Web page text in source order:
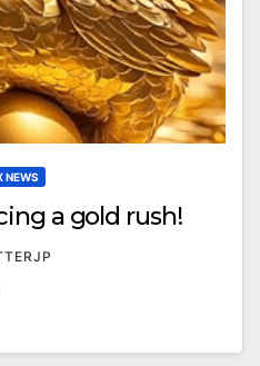
NEWS
a gold rush!